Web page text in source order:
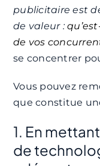
publicitaire est
de valeur :
de vos
se concentrer
Vous pouvez
que constitue
1. En
de